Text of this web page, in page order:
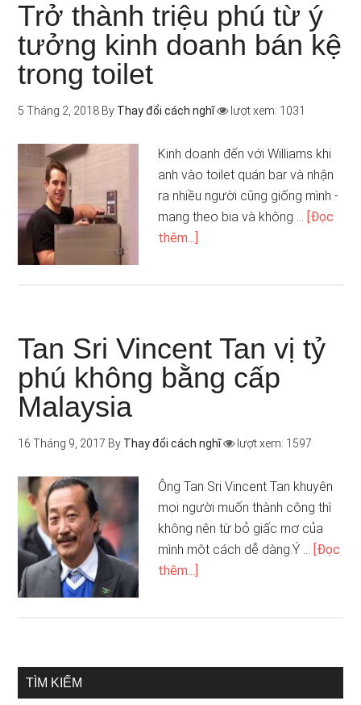
Trở thành triệu phú từ ý
tưởng kinh doanh bán kệ
trong toilet
5 Tháng 2, 2018 By Thay đổi cách nghĩ lượt xem: 1031
Kinh doanh đến với Williams khi
anh vào toilet quán bar và nhận
ra nhiều người cũng giống mình -
mang theo bia và không … [Đọc
thêm...]
Tan Sri Vincent Tan vị tỷ
phú không bằng cấp
Malaysia
16 Tháng 9, 2017 By Thay đổi cách nghĩ lượt xem: 1597
Ông Tan Sri Vincent Tan khuyên
mọi người muốn thành công thì
không nên từ bỏ giấc mơ của
mình một cách dễ dàng.Ý … [Đọc
thêm...]
TÌM KIẾM